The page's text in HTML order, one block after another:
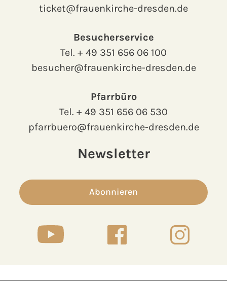
ticket@frauenkirche-dresden.de
Besucherservice
Tel. + 49 351 656 06 100
besucher@frauenkirche-dresden.de
Pfarrbüro
Tel. + 49 351 656 06 530
pfarrbuero@frauenkirche-dresden.de
Newsletter
Abonnieren